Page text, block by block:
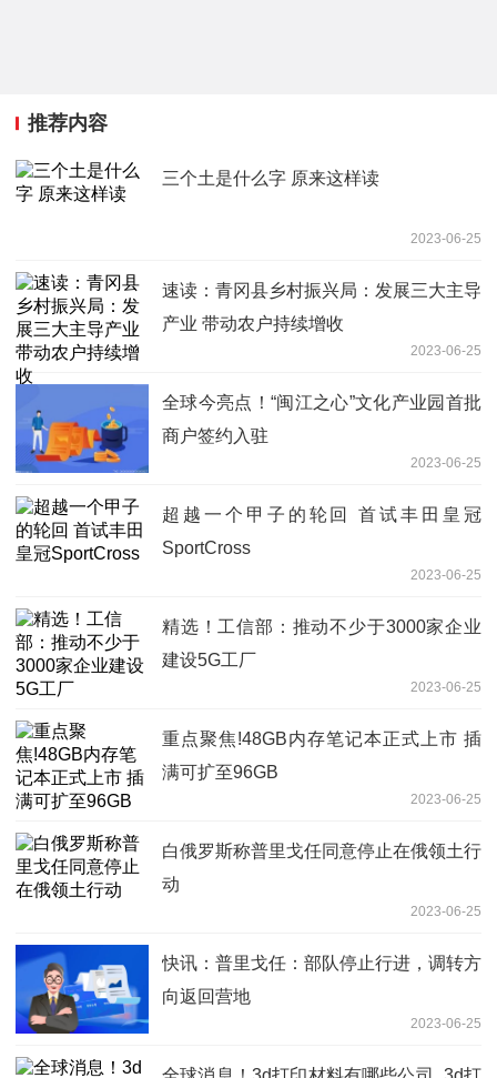
推荐内容
三个土是什么字 原来这样读
2023-06-25
速读：青冈县乡村振兴局：发展三大主导
产业 带动农户持续增收
2023-06-25
全球今亮点！“闽江之心”文化产业园首批
商户签约入驻
2023-06-25
超越一个甲子的轮回 首试丰田皇冠
SportCross
2023-06-25
精选！工信部：推动不少于3000家企业
建设5G工厂
2023-06-25
重点聚焦!48GB内存笔记本正式上市 插
满可扩至96GB
2023-06-25
白俄罗斯称普里戈任同意停止在俄领土行
动
2023-06-25
快讯：普里戈任：部队停止行进，调转方
向返回营地
2023-06-25